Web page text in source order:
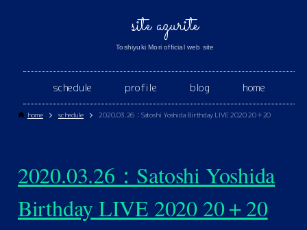
site azurite
Toshiyuki Mori official web site
schedule profile blog home
home schedule 2020.03.26：Satoshi Yoshida Birthday LIVE 2020 20＋20
2020.03.26：Satoshi Yoshida
Birthday LIVE 2020 20＋20